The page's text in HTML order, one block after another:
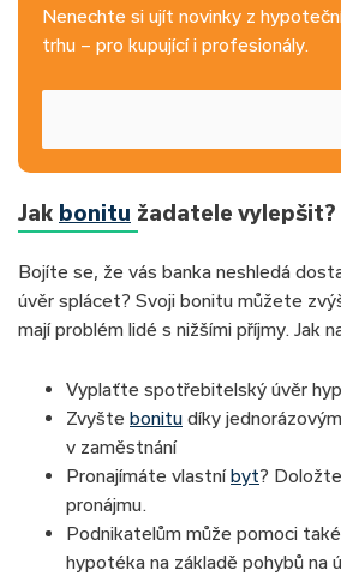
Nenechte si ujít novinky z
trhu – pro kupující i profesionály.
Jak bonitu žadatele vylepšit?
Bojíte se, že vás banka neshledá
úvěr splácet? Svoji bonitu můžete
mají problém lidé s nižšími příjmy. Jak
Vyplaťte spotřebitelský úvěr
Zvyšte bonitu díky
v zaměstnání
Pronajímáte vlastní byt?
pronájmu.
Podnikatelům může pomoci
hypotéka na základě pohybů na